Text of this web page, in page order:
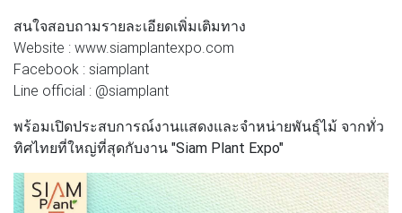
สนใจสอบถามรายละเอียดเพิ่มเติมทาง
Website : www.siamplantexpo.com
Facebook : siamplant
Line official : @siamplant
พร้อมเปิดประสบการณ์งานแสดงและจำหน่ายพันธ์ุไม้ จากทั่ว
ทิศไทยที่ใหญ่ที่สุดกับงาน "Siam Plant Expo"